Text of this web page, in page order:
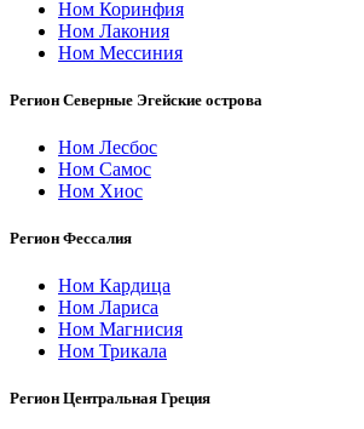
Ном Коринфия
Ном Лакония
Ном Мессиния
Регион Северные Эгейские острова
Ном Лесбос
Ном Самос
Ном Хиос
Регион Фессалия
Ном Кардица
Ном Лариса
Ном Магнисия
Ном Трикала
Регион Центральная Греция